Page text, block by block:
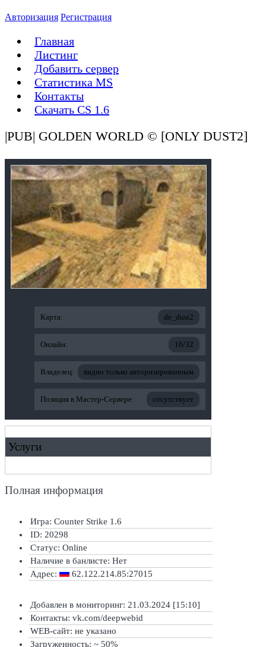
Авторизация Регистрация
Главная
Листинг
Добавить сервер
Статистика MS
Контакты
Скачать CS 1.6
|PUB| GOLDEN WORLD © [ONLY DUST2]
Карта: de_dust2
Онлайн: 16/32
Владелец: видно только авторизированным
Позиция в Мастер-Сервере: отсутствует
Услуги
Полная информация
Игра: Counter Strike 1.6
ID: 20298
Статус: Online
Наличие в банлисте: Нет
Адрес:
62.122.214.85:27015
Добавлен в мониторинг: 21.03.2024 [15:10]
Контакты: vk.com/deepwebid
WEB-сайт: не указано
Загруженность: ~ 50%